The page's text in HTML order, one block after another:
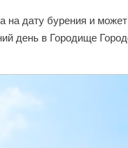
на дату бурения и
день в Городище